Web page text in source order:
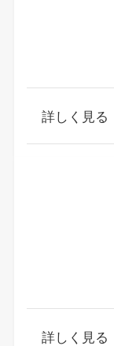
詳しく見る
詳しく見る